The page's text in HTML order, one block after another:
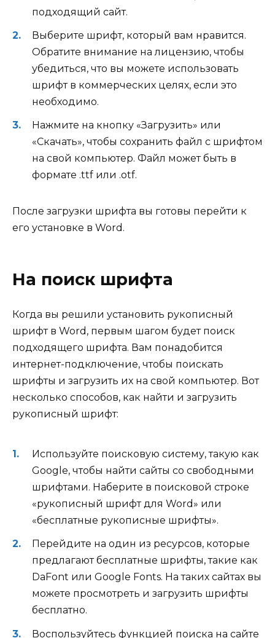
подходящий сайт.
Выберите шрифт, который вам нравится.
Обратите внимание на лицензию, чтобы
убедиться, что вы можете использовать
шрифт в коммерческих целях, если это
необходимо.
Нажмите на кнопку «Загрузить» или
«Скачать», чтобы сохранить файл с шрифтом
на свой компьютер. Файл может быть в
формате .ttf или .otf.
После загрузки шрифта вы готовы перейти к
его установке в Word.
На поиск шрифта
Когда вы решили установить рукописный
шрифт в Word, первым шагом будет поиск
подходящего шрифта. Вам понадобится
интернет-подключение, чтобы поискать
шрифты и загрузить их на свой компьютер. Вот
несколько способов, как найти и загрузить
рукописный шрифт:
Используйте поисковую систему, такую как
Google, чтобы найти сайты со свободными
шрифтами. Наберите в поисковой строке
«рукописный шрифт для Word» или
«бесплатные рукописные шрифты».
Перейдите на один из ресурсов, которые
предлагают бесплатные шрифты, такие как
DaFont или Google Fonts. На таких сайтах вы
можете просмотреть и загрузить шрифты
бесплатно.
Воспользуйтесь функцией поиска на сайте